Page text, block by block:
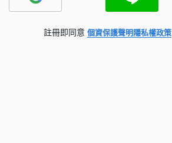
註冊即同意 個資保護聲明隱私權政策